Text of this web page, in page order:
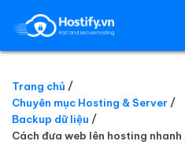
HOSTING
Trang chủ
Chuyên mục Hosting & Server
Backup dữ liệu
Cách đưa web lên hosting